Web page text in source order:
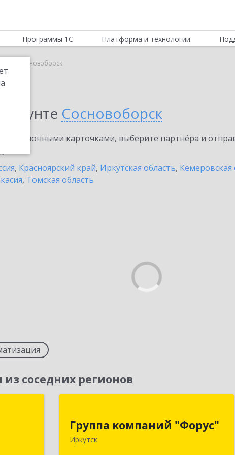
Программы 1С Платформа и технологии
Сосновоборск
пунте Сосновоборск
карточками, выберите партнёра и
, Красноярский край, Иркутская область, Кемеровская
, Томская область
соседних регионов
обл,
№ 31
Группа компаний "Форус"
Иркутск
664007, Иркутская обл, Иркутск г,
Ямская ул, дом № 1, корпус 1, оф.1